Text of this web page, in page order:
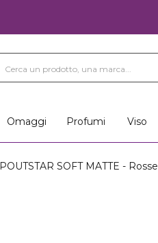
Omaggi Profumi Viso
POUTSTAR SOFT MATTE -